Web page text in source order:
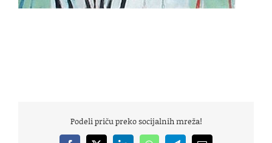
Podeli priču preko socijalnih mreža!